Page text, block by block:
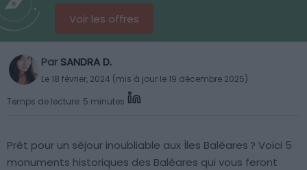
Voir les offres
Par SANDRA D.
Le 18 février, 2024 (mis à jour le 19 décembre 2025)
Temps de lecture: 5 minutes
Prêt pour un séjour inoubliable aux Îles Baléares ? Voici 5
monuments historiques des Baléares qui vous feront